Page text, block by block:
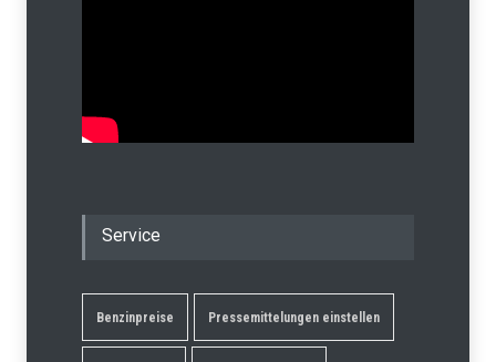
Service
Benzinpreise Pressemittelungen einstellen